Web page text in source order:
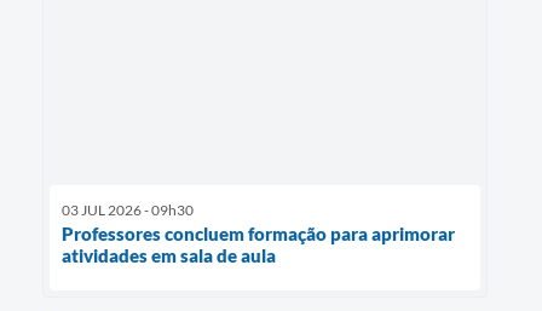
03 JUL 2026 - 09h30
Professores concluem formação para aprimorar
atividades em sala de aula